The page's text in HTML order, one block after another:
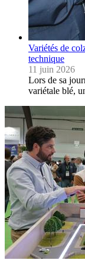
Variétés de
technique
11 juin 2026
Lors de sa
variétale blé,